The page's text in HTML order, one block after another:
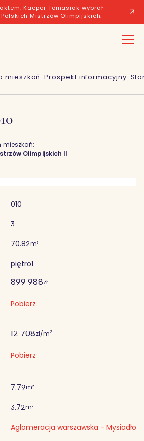
Kacper Tomasiak wybrał
Mistrzów Olimpijskich.
mieszkań Prospekt informacyjny
mieszkań:
Olimpijskich II
010
3
70.82m²
piętro1
899 988zł
Pobierz
12 708zł/m2
Pobierz
7.79m²
3.72m²
Aglomeracja warszawska - Mysiadło